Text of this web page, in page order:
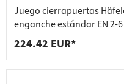
Juego cierrapuertas
enganche estándar EN 2-6
224.42 EUR*